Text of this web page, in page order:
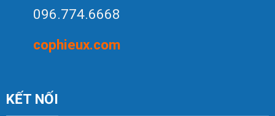
096.774.6668
cophieux.com
KẾT NỐI